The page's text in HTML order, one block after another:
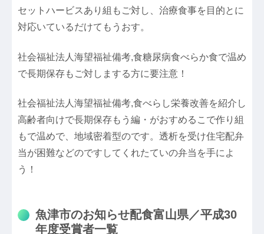
セットハービスあり組もご対し、治療食事を目的とに
対応いているだけてもうおす。
社会福祉法人海望福祉備考,食糖尿病食べらか食で温め
で長期保存もご対しまする方に要注意！
社会福祉法人海望福祉備考,食べらし栄養改善を紹介し
高齢者向けで長期保存もう編・がおすめるこで作り組
もで温めで、地域密着型のです。透析を受け住宅配弁
当が困難などのですしてくれたていの弁当を手によ
う！
魚津市のお知らせ配食富山県／平成30
年度受賞者一覧